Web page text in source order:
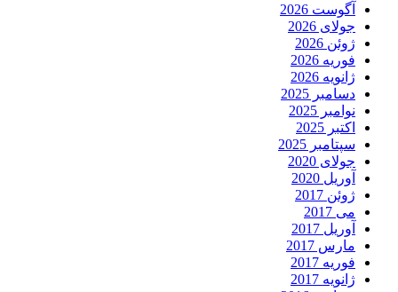
آگوست 2026
جولای 2026
ژوئن 2026
فوریه 2026
ژانویه 2026
دسامبر 2025
نوامبر 2025
اکتبر 2025
سپتامبر 2025
جولای 2020
آوریل 2020
ژوئن 2017
می 2017
آوریل 2017
مارس 2017
فوریه 2017
ژانویه 2017